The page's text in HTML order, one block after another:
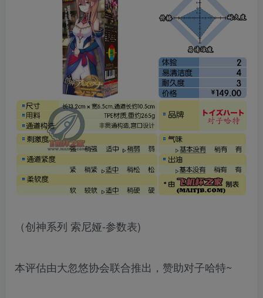
（创神系列 索尼娅-参数表)
本评估由大忽悠协会联合推出，赞助对子哈特~